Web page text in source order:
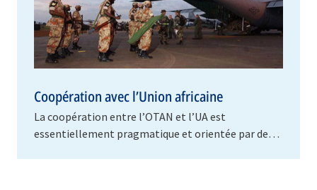
Coopération avec l’Union africaine
La coopération entre l’OTAN et l’UA est
essentiellement pragmatique et orientée par des